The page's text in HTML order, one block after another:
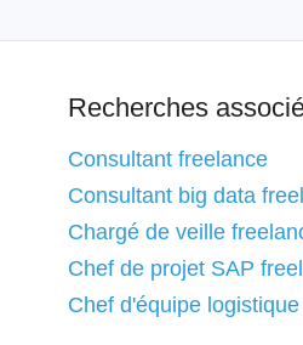
Recherches
Consultant freelance
Consultant big data
Chargé de veille
Chef de projet SAP
Chef d'équipe